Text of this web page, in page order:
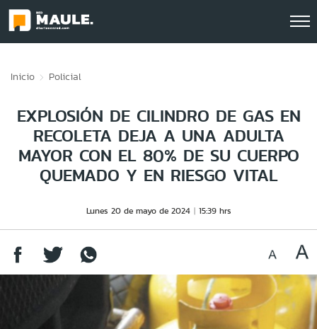
Inicio Policial
EXPLOSIÓN DE CILINDRO DE GAS EN
RECOLETA DEJA A UNA ADULTA
MAYOR CON EL 80% DE SU CUERPO
QUEMADO Y EN RIESGO VITAL
Lunes 20 de mayo de 2024 15:39 hrs